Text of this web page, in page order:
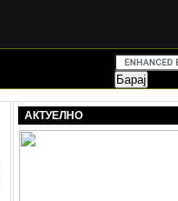
АКТУЕЛНО